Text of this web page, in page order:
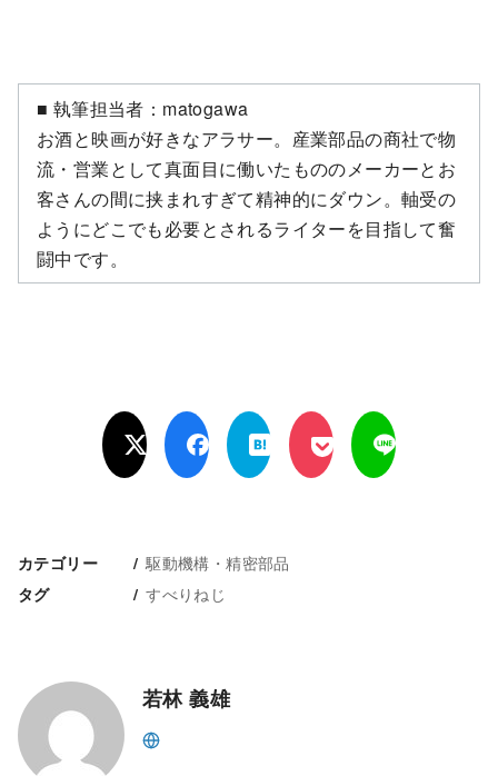
■ 執筆担当者：matogawa
お酒と映画が好きなアラサー。産業部品の商社で物
流・営業として真面目に働いたもののメーカーとお
客さんの間に挟まれすぎて精神的にダウン。軸受の
ようにどこでも必要とされるライターを目指して奮
闘中です。
カテゴリー 駆動機構・精密部品
タグ すべりねじ
若林 義雄